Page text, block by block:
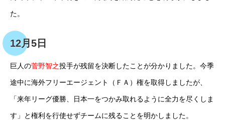
た。
12月5日
巨人の菅野智之投手が残留を決断したことが分かりました。今季
途中に海外フリーエージェント（ＦＡ）権を取得しましたが、
「来年リーグ優勝、日本一をつかみ取れるように全力を尽くしま
す」と権利を行使せずチームに残ることを明かしました。